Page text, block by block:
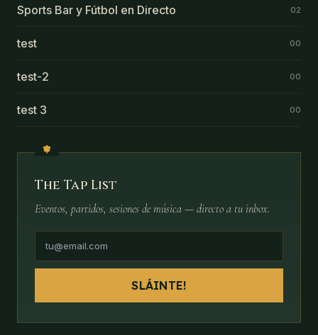
Sports Bar y Fútbol en Directo 02
test 00
test-2 00
test 3 00
The Tap List
Eventos, partidos, sesiones de música — directo a tu inbox.
SLÁINTE!